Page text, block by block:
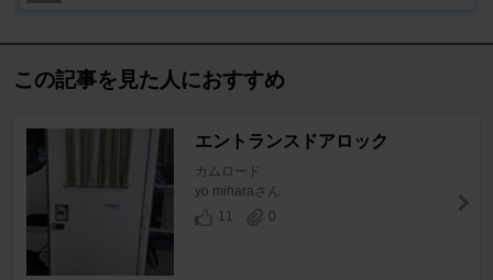
この記事を見た人におすすめ
エントランスドアロック
カムロード
yo miharaさん
11
0